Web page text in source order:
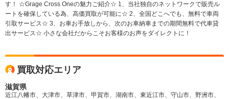
す！ ☆Grage Cross Oneの魅力ご紹介☆ 1、当社独自のネットワークで販売ル
ートを確保している為、高価買取が可能に☆ 2、全国どこへでも、無料で車両
引取サービス☆ 3、お車お手放しから、次のお車納車までの期間無料で代車貸
出サービス☆ 小さな会社だからこそお客様のお声をダイレクトに！
買取対応エリア
滋賀県
近江八幡市、大津市、草津市、甲賀市、湖南市、東近江市、守山市、野洲市、